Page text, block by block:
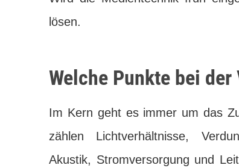
lösen.
Welche Punkte bei
Im Kern geht es immer um das
zählen Lichtverhältnisse,
Akustik, Stromversorgung und